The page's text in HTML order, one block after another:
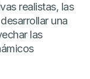
realistas, las
una
las